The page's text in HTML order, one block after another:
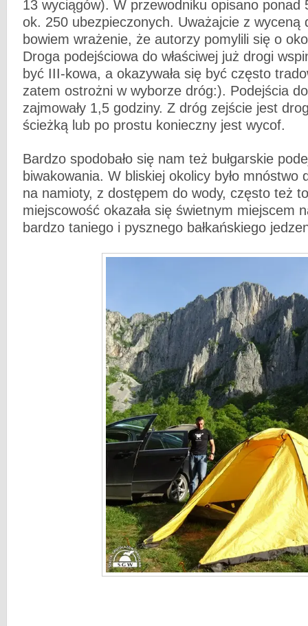
13 wyciągów). W przewodniku opisano ponad
ok. 250 ubezpieczonych. Uważajcie z wyceną
bowiem wrażenie, że autorzy pomylili się o
Droga podejściowa do właściwej już drogi
być III-kowa, a okazywała się być często
zatem ostrożni w wyborze dróg:). Podejścia
zajmowały 1,5 godziny. Z dróg zejście jest
ścieżką lub po prostu konieczny jest wycof.
Bardzo spodobało się nam też bułgarskie
biwakowania. W bliskiej okolicy było mnóstwo
na namioty, z dostępem do wody, często też
miejscowość okazała się świetnym miejscem
bardzo taniego i pysznego bałkańskiego